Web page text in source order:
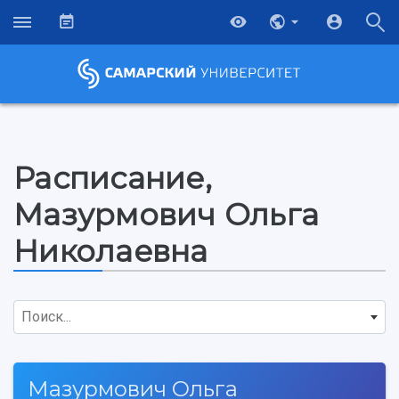
Расписание,
Мазурмович Ольга
Николаевна
Поиск...
Мазурмович Ольга